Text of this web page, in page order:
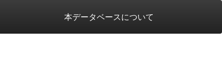
本データベースについて